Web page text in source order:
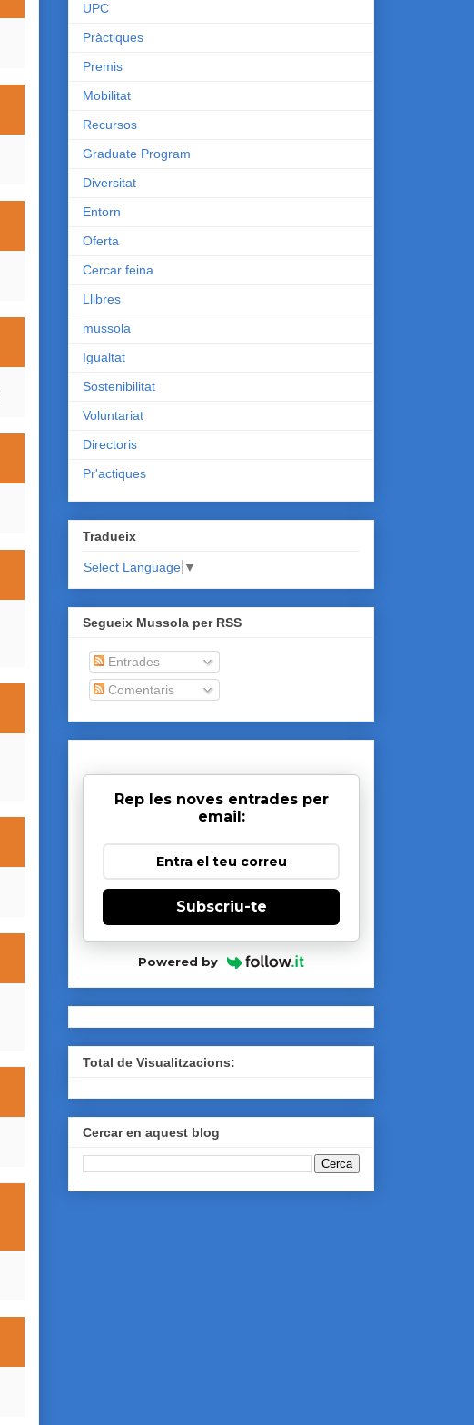
UPC
Pràctiques
Premis
Mobilitat
Recursos
Graduate Program
Diversitat
Entorn
Oferta
Cercar feina
Llibres
mussola
Igualtat
Sostenibilitat
Voluntariat
Directoris
Pr'actiques
Tradueix
Select Language ▼
Segueix Mussola per RSS
Entrades
Comentaris
Rep les noves entrades per
email:
Subscriu-te
Powered by
Total de Visualitzacions:
Cercar en aquest blog